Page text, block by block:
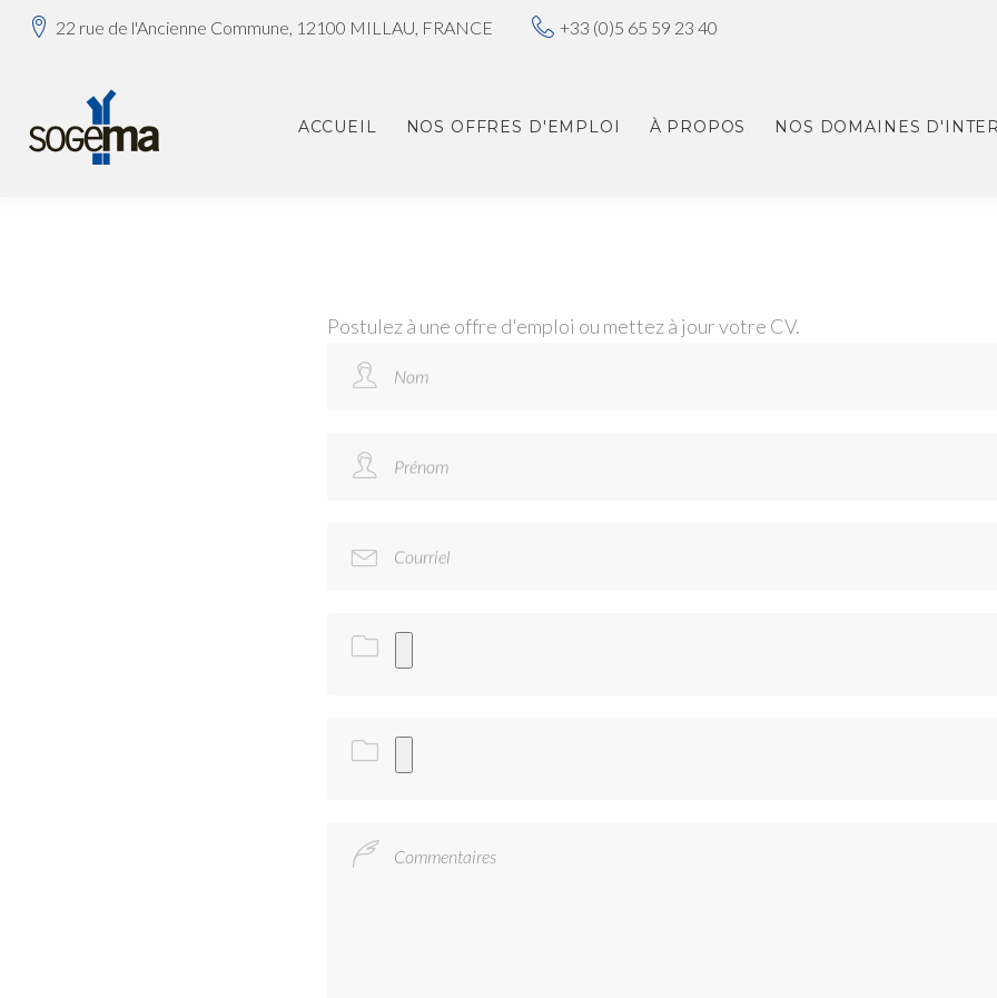
22 rue de l'Ancienne Commune, 12100 MILLAU, FRANCE +33 (0)5 65 59 23 40
ACCUEIL NOS OFFRES D'EMPLOI À PROPOS NOS DOMAINES
Postulez à une offre d'emploi ou mettez à jour votre CV.
Nom
Prénom
Courriel
Commentaires